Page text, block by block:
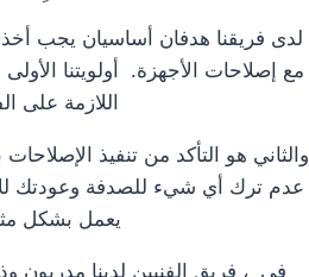
لدى فريقنا هدفان أساسيان يجب
مع إصلاحات الأجهزة. أولويتنا
اللازمة على
والثاني هو التأكد من تنفيذ
عدم ترك أي شيء للصدفة وعودتك
يعمل بشكل
في ، فريق الفنيين لدينا